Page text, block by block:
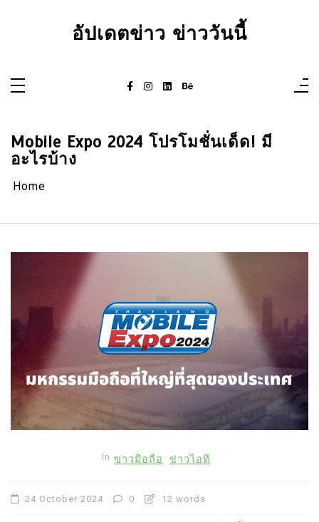
อัปเดตข่าว ข่าววันนี้
Mobile Expo 2024 โปรโมชั่นเด็ด! มี
อะไรบ้าง
Home
In ข่าวมือถือ ข่าวไอที
24 October 2024 0 12 words